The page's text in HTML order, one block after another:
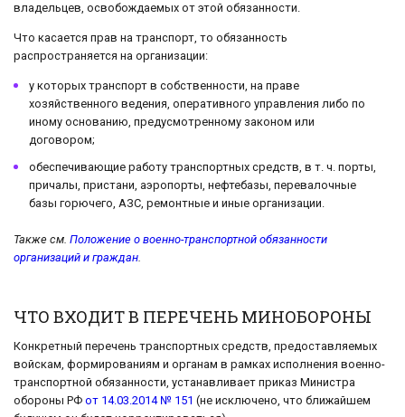
владельцев, освобождаемых от этой обязанности.
Что касается прав на транспорт, то обязанность
распространяется на организации:
у которых транспорт в собственности, на праве
хозяйственного ведения, оперативного управления либо по
иному основанию, предусмотренному законом или
договором;
обеспечивающие работу транспортных средств, в т. ч. порты,
причалы, пристани, аэропорты, нефтебазы, перевалочные
базы горючего, АЗС, ремонтные и иные организации.
Также см. Положение о военно-транспортной обязанности
организаций и граждан
ЧТО ВХОДИТ В ПЕРЕЧЕНЬ МИНОБОРОНЫ
Конкретный перечень транспортных средств, предоставляемых
войскам, формированиям и органам в рамках исполнения военно-
транспортной обязанности, устанавливает приказ Министра
обороны РФ от 14.03.2014 № 151 (не исключено, что ближайшем